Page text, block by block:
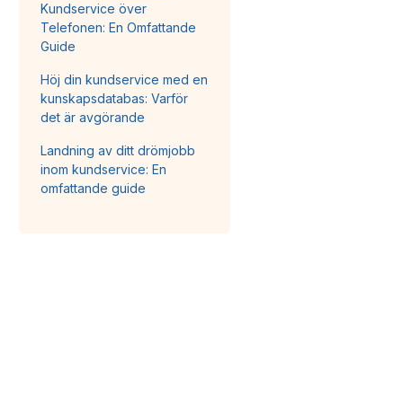
Kundservice över
Telefonen: En Omfattande
Guide
Höj din kundservice med en
kunskapsdatabas: Varför
det är avgörande
Landning av ditt drömjobb
inom kundservice: En
omfattande guide